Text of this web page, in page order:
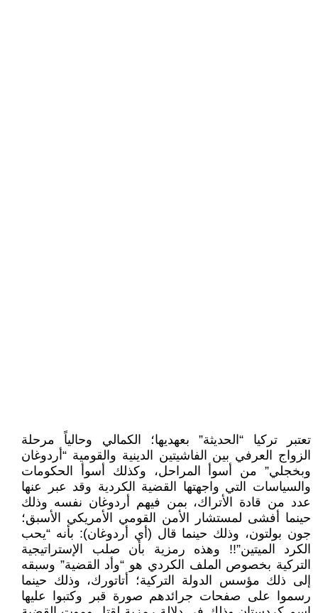
تعتبر تركيا “الحديثة” بعهديها؛ الكمالي وحالياً مرحلة
الزواج العرفي بين الفاشيتين الدينية والقومية “أردوغان
وبخجلي” من أسوأ المراحل، وكذلك أسوأ الحكومات
والسياسات التي واجهتها القضية الكردية وقد عبر عنها
عدد من قادة الأتراك، بمن فيهم أردوغان نفسه وذلك
حينما أفشى لمستشار الأمن القومي الأمريكي الأسبق؛
جون بولتون، وذلك حينما قال (أي أردوغان): بأنه “يحب
الكرد الميتين”!! وهذه رمزية بأن صلب الإستراتيجية
التركية بخصوص الملف الكردي هو “وأد القضية” وسبقه
إلى ذلك مؤسس الدولة التركية؛ أتاتورك، وذلك حينما
رسموا على صفحات جرائدهم صورة قبر وكتبوا عليها